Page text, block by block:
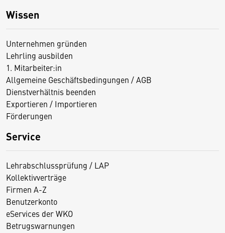
Wissen
Unternehmen gründen
Lehrling ausbilden
1. Mitarbeiter:in
Allgemeine Geschäftsbedingungen / AGB
Dienstverhältnis beenden
Exportieren / Importieren
Förderungen
Service
Lehrabschlussprüfung / LAP
Kollektivverträge
Firmen A-Z
Benutzerkonto
eServices der WKO
Betrugswarnungen